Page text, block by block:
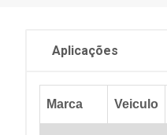
Aplicações
Marca Veiculo